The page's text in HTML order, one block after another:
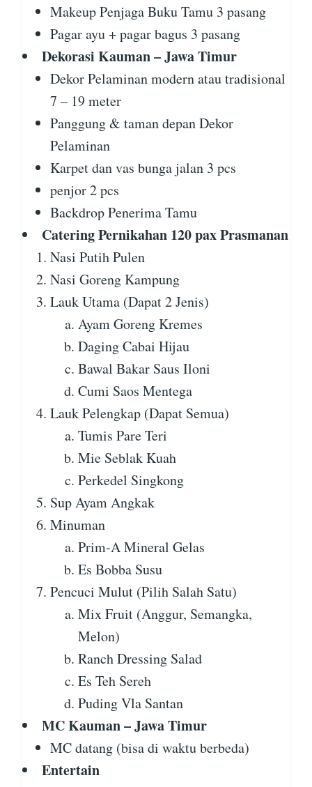
Makeup Penjaga Buku Tamu 3 pasang
Pagar ayu + pagar bagus 3 pasang
Dekorasi Kauman – Jawa Timur
Dekor Pelaminan modern atau tradisional
7 – 19 meter
Panggung & taman depan Dekor
Pelaminan
Karpet dan vas bunga jalan 3 pcs
penjor 2 pcs
Backdrop Penerima Tamu
Catering Pernikahan 120 pax Prasmanan
Nasi Putih Pulen
Nasi Goreng Kampung
Lauk Utama (Dapat 2 Jenis)
Ayam Goreng Kremes
Daging Cabai Hijau
Bawal Bakar Saus Iloni
Cumi Saos Mentega
Lauk Pelengkap (Dapat Semua)
Tumis Pare Teri
Mie Seblak Kuah
Perkedel Singkong
Sup Ayam Angkak
Minuman
Prim-A Mineral Gelas
Es Bobba Susu
Pencuci Mulut (Pilih Salah Satu)
Mix Fruit (Anggur, Semangka,
Melon)
Ranch Dressing Salad
Es Teh Sereh
Puding Vla Santan
MC Kauman – Jawa Timur
MC datang (bisa di waktu berbeda)
Entertain